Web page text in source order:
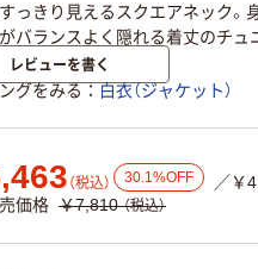
っきり見えるスクエアネック。
バランスよく隠れる着丈のチュ
レビューを書く
グをみる 白衣（ジャケット）
（税込） 30.1%OFF
／￥
価格 ￥7,810 （税込）